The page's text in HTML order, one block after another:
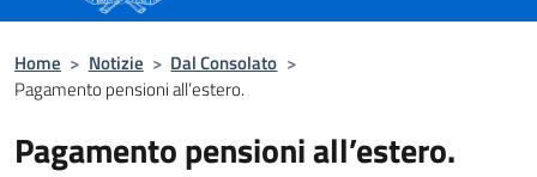
Home > Notizie > Dal Consolato >
Pagamento pensioni all’estero.
Pagamento pensioni all’estero.